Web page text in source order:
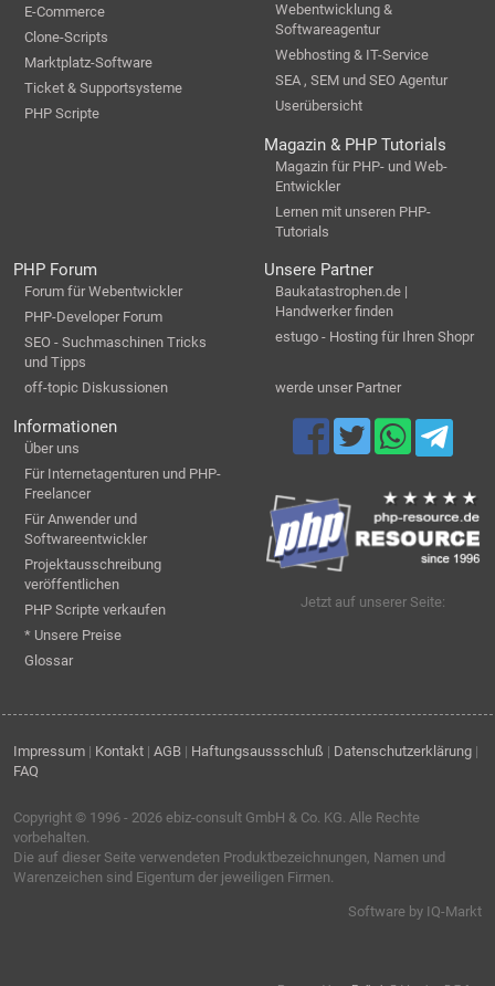
E-Commerce
Clone-Scripts
Marktplatz-Software
Ticket & Supportsysteme
PHP Scripte
Webentwicklung &
Softwareagentur
Webhosting & IT-Service
SEA , SEM und SEO Agentur
Userübersicht
Magazin & PHP Tutorials
Magazin für PHP- und Web-
Entwickler
Lernen mit unseren PHP-
Tutorials
PHP Forum
Forum für Webentwickler
PHP-Developer Forum
SEO - Suchmaschinen Tricks
und Tipps
off-topic Diskussionen
Unsere Partner
Baukatastrophen.de |
Handwerker finden
estugo - Hosting für Ihren Shopr
werde unser Partner
Informationen
Über uns
Für Internetagenturen und PHP-
Freelancer
Für Anwender und
Softwareentwickler
Projektausschreibung
veröffentlichen
PHP Scripte verkaufen
* Unsere Preise
Glossar
Jetzt auf unserer Seite:
Impressum | Kontakt | AGB | Haftungsaussschluß | Datenschutzerklärung |
FAQ
Copyright © 1996 - 2026 ebiz-consult GmbH & Co. KG. Alle Rechte
vorbehalten.
Die auf dieser Seite verwendeten Produktbezeichnungen, Namen und
Warenzeichen sind Eigentum der jeweiligen Firmen.
Software by IQ-Markt